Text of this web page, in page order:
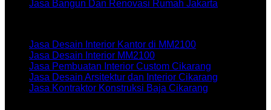
Jasa Bangun Dan Renovasi Rumah Jakarta
Jasa Desain Interior Kantor di MM2100
Jasa Desain Interior MM2100
Jasa Pembuatan Interior Custom Cikarang
Jasa Desain Arsitektur dan Interior Cikarang
Jasa Kontraktor Konstruksi Baja Cikarang